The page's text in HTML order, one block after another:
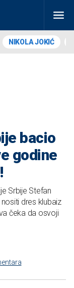
NIKOLA JOKIĆ
bacio
godine
Srbije Stefan
dres klubaiz
čeka da osvoji